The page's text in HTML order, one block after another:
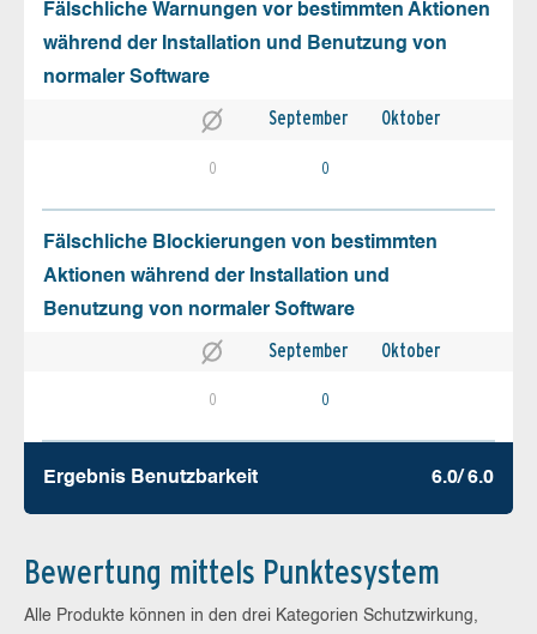
Fälschliche Warnungen vor bestimmten Aktionen
während der Installation und Benutzung von
normaler Software
September Oktober
0 0
Fälschliche Blockierungen von bestimmten
Aktionen während der Installation und
Benutzung von normaler Software
September Oktober
0 0
Ergebnis Benutz­barkeit 6.0/ 6.0
Bewertung mittels Punktesystem
Alle Produkte können in den drei Kategorien Schutzwirkung,